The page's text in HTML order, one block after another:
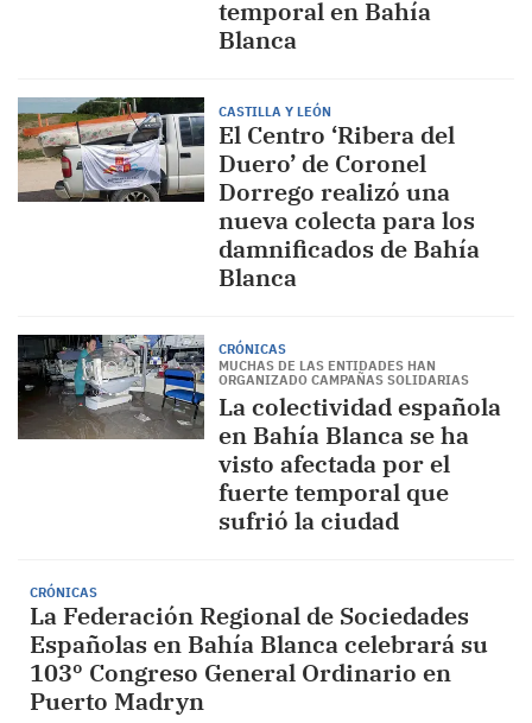
temporal en Bahía
Blanca
CASTILLA Y LEÓN
El Centro ‘Ribera del
Duero’ de Coronel
Dorrego realizó una
nueva colecta para los
damnificados de Bahía
Blanca
CRÓNICAS
MUCHAS DE LAS ENTIDADES HAN
ORGANIZADO CAMPAÑAS SOLIDARIAS
La colectividad española
en Bahía Blanca se ha
visto afectada por el
fuerte temporal que
sufrió la ciudad
CRÓNICAS
La Federación Regional de Sociedades
Españolas en Bahía Blanca celebrará su
103º Congreso General Ordinario en
Puerto Madryn